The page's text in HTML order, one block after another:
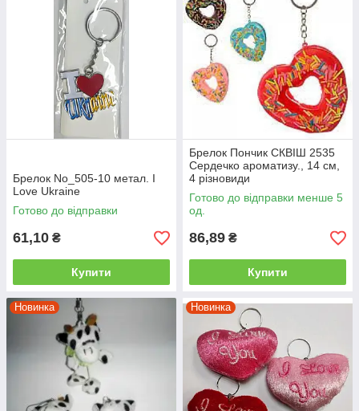
Брелок No_505-10 метал. I
Love Ukraine
Готово до відправки
61,10 ₴
Купити
Брелок Пончик СКВІШ 2535
Сердечко ароматизу., 14 см,
4 різновиди
Готово до відправки менше 5
од.
86,89 ₴
Купити
Новинка Новинка